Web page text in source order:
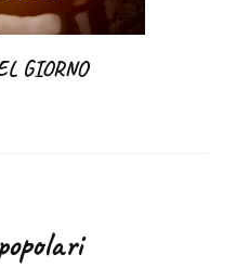
GIORNO